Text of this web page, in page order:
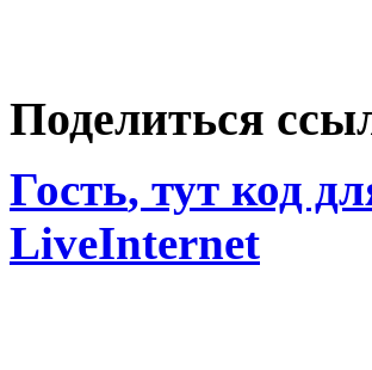
Поделиться
Гость, тут код
LiveInternet